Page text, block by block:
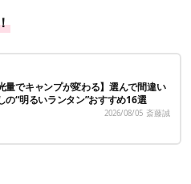
量でキャンプが変わる】選んで間違い
の“明るいランタン”おすすめ16選
2026/08/05 斎藤誠